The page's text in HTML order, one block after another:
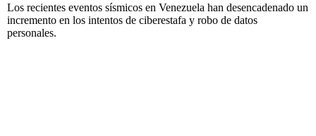
Los recientes eventos sísmicos en Venezuela han desencadenado un
incremento en los intentos de ciberestafa y robo de datos
personales.